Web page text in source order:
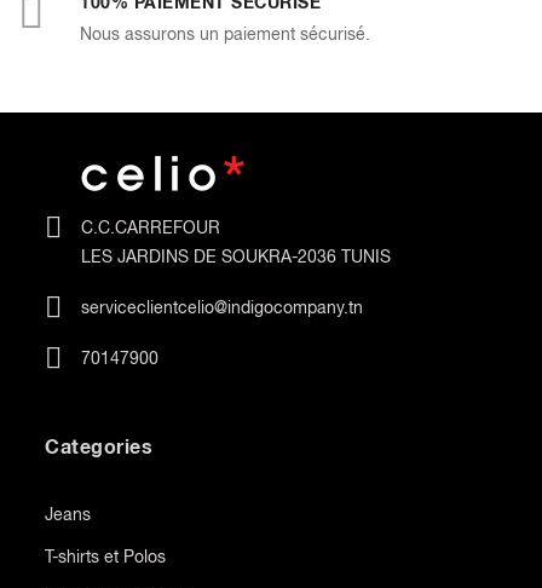
Nous assurons un paiement sécurisé.
C.C.CARREFOUR
LES JARDINS DE SOUKRA-2036 TUNIS
serviceclientcelio@indigocompany.tn
70147900
Categories
Jeans
T-shirts et Polos